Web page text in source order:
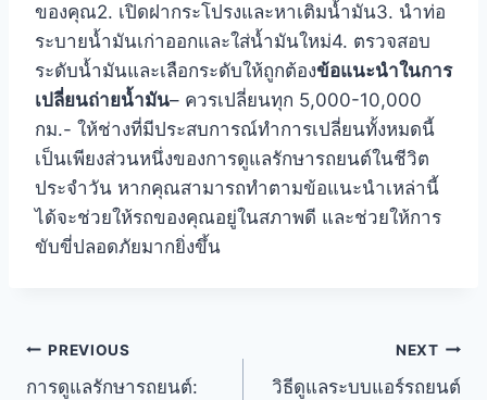
ของคุณ2. เปิดฝากระโปรงและหาเติมน้ำมัน3. นำท่อ
ระบายน้ำมันเก่าออกและใส่น้ำมันใหม่4. ตรวจสอบ
ระดับน้ำมันและเลือกระดับให้ถูกต้องข้อแนะนำในการ
เปลี่ยนถ่ายน้ำมัน– ควรเปลี่ยนทุก 5,000-10,000
กม.- ให้ช่างที่มีประสบการณ์ทำการเปลี่ยนทั้งหมดนี้
เป็นเพียงส่วนหนึ่งของการดูแลรักษารถยนต์ในชีวิต
ประจำวัน หากคุณสามารถทำตามข้อแนะนำเหล่านี้
ได้จะช่วยให้รถของคุณอยู่ในสภาพดี และช่วยให้การ
ขับขี่ปลอดภัยมากยิ่งขึ้น
PREVIOUS
การดูแลรักษารถยนต์:
NEXT
วิธีดูแลระบบแอร์รถยนต์